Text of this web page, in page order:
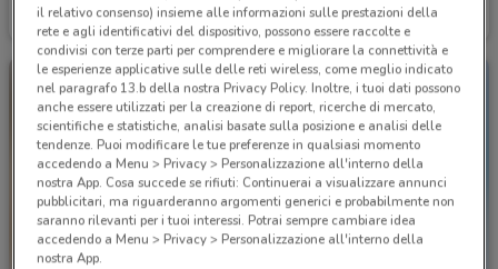
Scade il 31/12 1.5 km Scade il 31/08
il relativo consenso) insieme alle informazioni sulle prestazioni della
rete e agli identificativi del dispositivo, possono essere raccolte e
condivisi con terze parti per comprendere e migliorare la connettività e
le esperienze applicative sulle delle reti wireless, come meglio indicato
nel paragrafo 13.b della nostra Privacy Policy. Inoltre, i tuoi dati possono
anche essere utilizzati per la creazione di report, ricerche di mercato,
scientifiche e statistiche, analisi basate sulla posizione e analisi delle
tendenze. Puoi modificare le tue preferenze in qualsiasi momento
accedendo a Menu > Privacy > Personalizzazione all'interno della
nostra App. Cosa succede se rifiuti: Continuerai a visualizzare annunci
pubblicitari, ma riguarderanno argomenti generici e probabilmente non
saranno rilevanti per i tuoi interessi. Potrai sempre cambiare idea
accedendo a Menu > Privacy > Personalizzazione all'interno della
nostra App.